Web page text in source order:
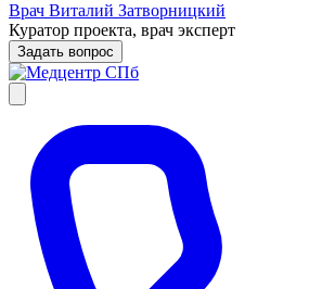
Врач Виталий Затворницкий
Куратор проекта, врач эксперт
Задать вопрос